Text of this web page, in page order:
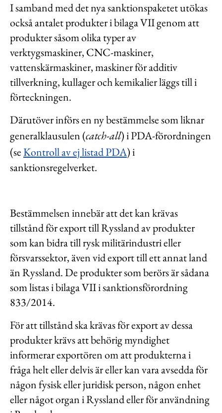
I samband med det nya sanktionspaketet utökas
också antalet produkter i bilaga VII genom att
produkter såsom olika typer av
verktygsmaskiner, CNC-maskiner,
vattenskärmaskiner, maskiner för additiv
tillverkning, kullager och kemikalier läggs till i
förteckningen.
Därutöver införs en ny bestämmelse som liknar
generalklausulen (catch-all) i PDA-förordningen
(se Kontroll av ej listad PDA) i
sanktionsregelverket.
Bestämmelsen innebär att det kan krävas
tillstånd för export till Ryssland av produkter
som kan bidra till rysk militärindustri eller
försvarssektor, även vid export till ett annat land
än Ryssland. De produkter som berörs är sådana
som listas i bilaga VII i sanktionsförordning
833/2014.
För att tillstånd ska krävas för export av dessa
produkter krävs att behörig myndighet
informerar exportören om att produkterna i
fråga helt eller delvis är eller kan vara avsedda för
någon fysisk eller juridisk person, någon enhet
eller något organ i Ryssland eller för användning